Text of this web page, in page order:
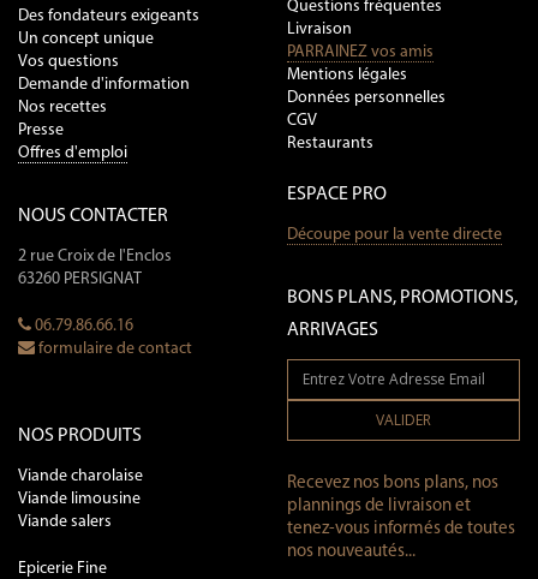
Des fondateurs exigeants
Un concept unique
Vos questions
Demande d'information
Nos recettes
Presse
Offres d'emploi
NOUS CONTACTER
2 rue Croix de l'Enclos
63260 PERSIGNAT
06.79.86.66.16
formulaire de contact
NOS PRODUITS
Viande charolaise
Viande limousine
Viande salers
Epicerie Fine
Questions fréquentes
Livraison
PARRAINEZ vos amis
Mentions légales
Données personnelles
CGV
Restaurants
ESPACE PRO
Découpe pour la vente directe
BONS PLANS, PROMOTIONS,
ARRIVAGES
VALIDER
Recevez nos bons plans, nos
plannings de livraison et
tenez-vous informés de toutes
nos nouveautés...